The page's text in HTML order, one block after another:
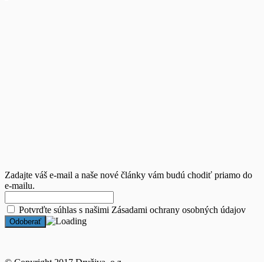
Zadajte váš e-mail a naše nové články vám budú chodiť priamo do
e-mailu.
Potvrďte súhlas s našimi Zásadami ochrany osobných údajov